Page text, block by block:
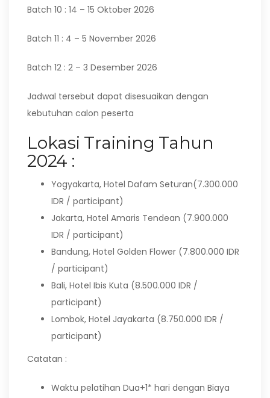
Batch 10 : 14 – 15 Oktober 2026
Batch 11 : 4 – 5 November 2026
Batch 12 : 2 – 3 Desember 2026
Jadwal tersebut dapat disesuaikan dengan
kebutuhan calon peserta
Lokasi Training Tahun
2024 :
Yogyakarta, Hotel Dafam Seturan(7.300.000
IDR / participant)
Jakarta, Hotel Amaris Tendean (7.900.000
IDR / participant)
Bandung, Hotel Golden Flower (7.800.000 IDR
/ participant)
Bali, Hotel Ibis Kuta (8.500.000 IDR /
participant)
Lombok, Hotel Jayakarta (8.750.000 IDR /
participant)
Catatan :
Waktu pelatihan Dua+1* hari dengan Biaya